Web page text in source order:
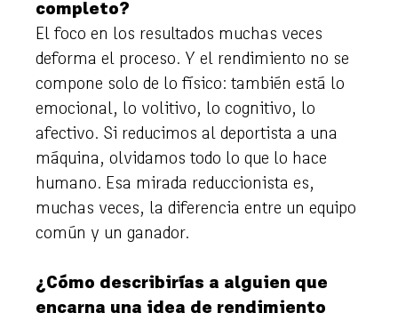
completo?
El foco en los resultados muchas veces
deforma el proceso. Y el rendimiento no se
compone solo de lo físico: también está lo
emocional, lo volitivo, lo cognitivo, lo
afectivo. Si reducimos al deportista a una
máquina, olvidamos todo lo que lo hace
humano. Esa mirada reduccionista es,
muchas veces, la diferencia entre un equipo
común y un ganador.
¿Cómo describirías a alguien que
encarna una idea de rendimiento